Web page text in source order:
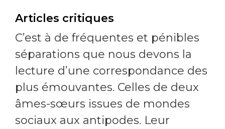
Articles critiques
C’est à de fréquentes et pénibles
séparations que nous devons la
lecture d’une correspondance des
plus émouvantes. Celles de deux
âmes-sœurs issues de mondes
sociaux aux antipodes. Leur